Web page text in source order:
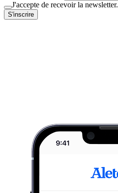
J'accepte de recevoir la
S'inscrire